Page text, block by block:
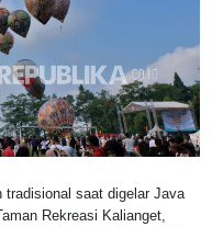
tradisional saat digelar Java
Rekreasi Kalianget,